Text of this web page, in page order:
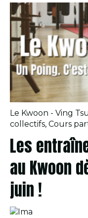
Le Kwoon - Ving
collectifs, Cours
Les
au Kwoon
juin !